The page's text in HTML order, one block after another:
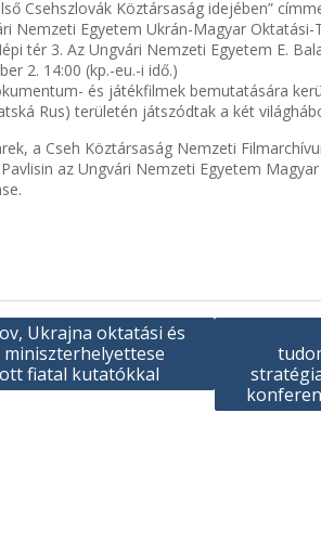
Csehszlovák Köztársaság idejében”
Nemzeti Egyetem Ukrán-Magyar
tér 3. Az Ungvári Nemzeti Egyetem E.
2. 14:00 (kp.-eu.-i idő.)
és játékfilmek bemutatására
Rus) területén játszódtak a két
a Cseh Köztársaság Nemzeti
az Ungvári Nemzeti Egyetem
Ukrajna oktatási és
fiatal kutatókkal